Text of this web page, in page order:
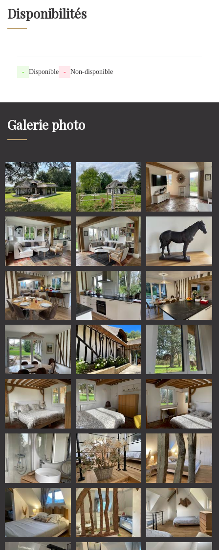
Disponibilités
- Disponible - Non-disponible
Galerie photo